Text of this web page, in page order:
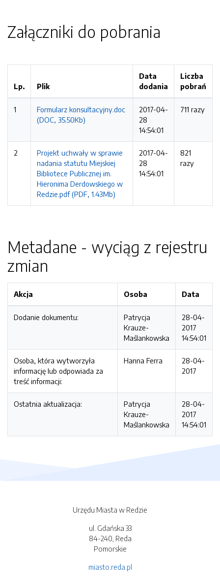
Załączniki do pobrania
Lp. Plik
Data
dodania
Liczba
pobrań
1
Formularz konsultacyjny.doc
(DOC, 35.50Kb)
2017-04-
28
14:54:01
711 razy
2
Projekt uchwały w sprawie
nadania statutu Miejskiej
Bibliotece Publicznej im.
Hieronima Derdowskiego w
Redzie.pdf (PDF, 1.43Mb)
2017-04-
28
14:54:01
821
razy
Metadane - wyciąg z rejestru
zmian
Akcja Osoba Data
Dodanie dokumentu:
Patrycja
Krauze-
Maślankowska
28-04-
2017
14:54:01
Osoba, która wytworzyła
informację lub odpowiada za
treść informacji:
Hanna Ferra
28-04-
2017
Ostatnia aktualizacja:
Patrycja
Krauze-
Maślankowska
28-04-
2017
14:54:01
Urzędu Miasta w Redzie
ul. Gdańska 33
84-240, Reda
Pomorskie
miasto.reda.pl